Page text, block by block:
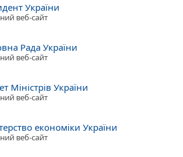
України
веб-сайт
Рада України
веб-сайт
Міністрів України
веб-сайт
економіки України
веб-сайт